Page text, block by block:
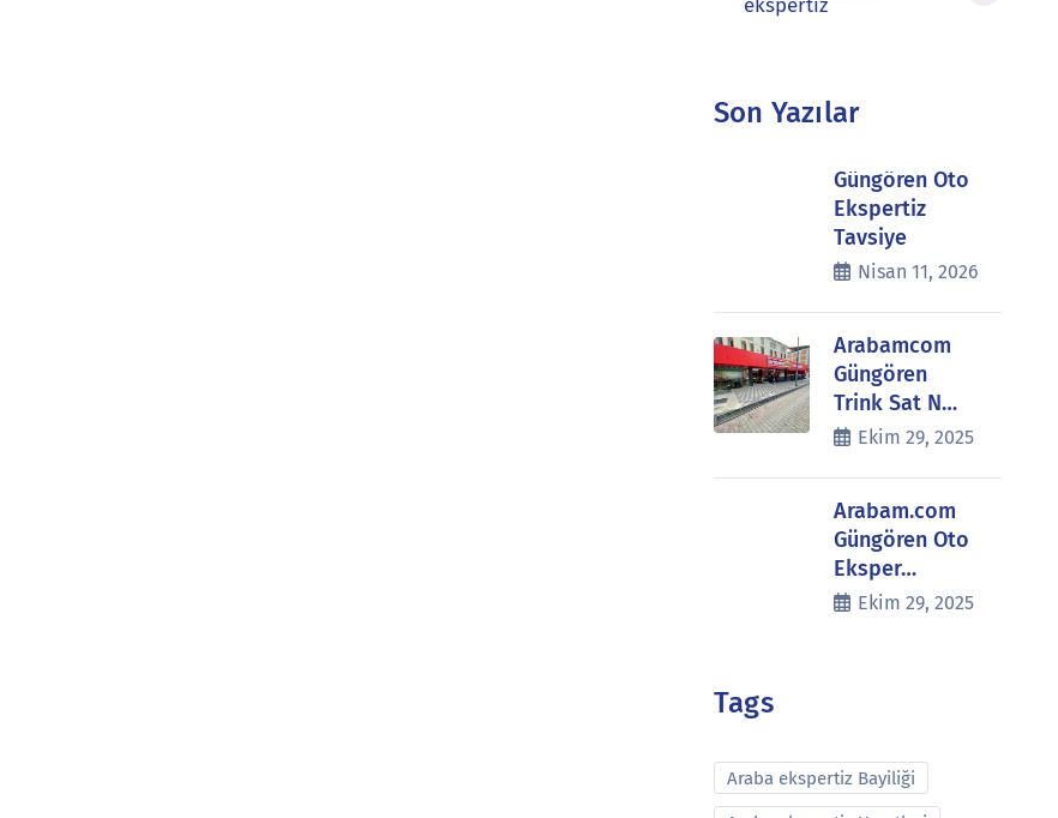
ekspertiz
Son Yazılar
Güngören Oto
Ekspertiz
Tavsiye
Nisan 11, 2026
Arabamcom
Güngören
Trink Sat N…
Ekim 29, 2025
Arabam.com
Güngören Oto
Eksper…
Ekim 29, 2025
Tags
Araba ekspertiz Bayiliği